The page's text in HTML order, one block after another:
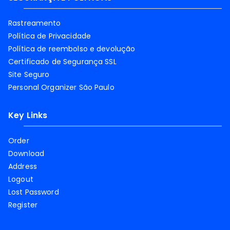
Rastreamento
Política de Privacidade
Política de reembolso e devolução
Certificado de Segurança SSL
Site Seguro
Personal Organizer São Paulo
Key Links
Order
Download
Address
Logout
Lost Password
Register